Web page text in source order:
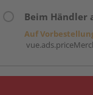
Beim Händler
Auf